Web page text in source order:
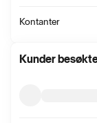
Kontanter
Kunder